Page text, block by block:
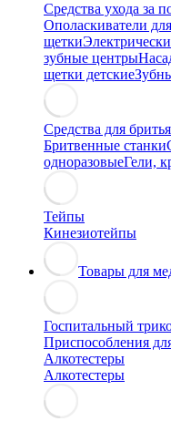
Средства ухода за
Ополаскиватели
щетки
зубные центры
щетки детские
Средства для бритья
Бритвенные станки
одноразовыеГели,
Тейпы
Кинезиотейпы
Товары для
Госпитальный
Приспособления
Алкотестеры
Алкотестеры